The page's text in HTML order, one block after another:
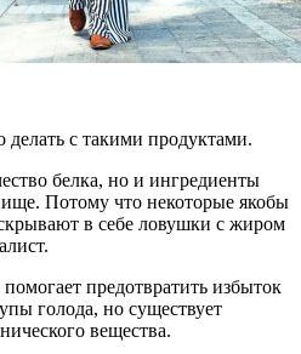
с такими продуктами.
белка, но и ингредиенты
Потому что некоторые якобы
в себе ловушки с жиром
предотвратить избыток
голода, но существует
вещества.